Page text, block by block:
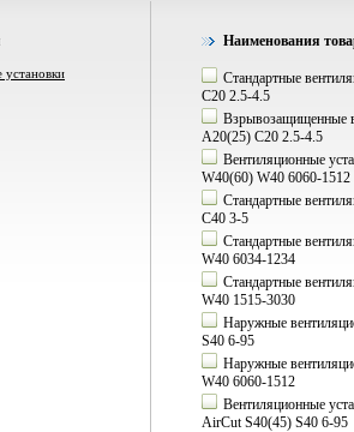
Наименования
Стандартные
C20 2.5-4.5
Взрывозащищенные
А20(25) C20 2.5-4.5
Вентиляционные
W40(60) W40 6060-1512
Стандартные
C40 3-5
Стандартные
W40 6034-1234
Стандартные
W40 1515-3030
Наружные
S40 6-95
Наружные
W40 6060-1512
Вентиляционные
AirCut S40(45) S40 6-95